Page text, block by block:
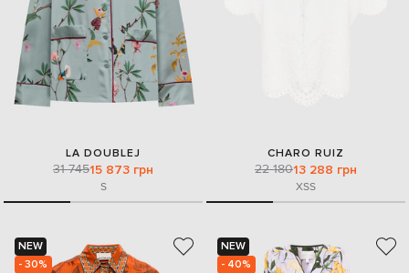
LA DOUBLEJ
31 74515 873 грн
S
CHARO RUIZ
22 18013 288 грн
XSS
NEW
- 30%
NEW
- 40%